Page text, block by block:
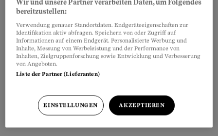
Um sich einen Überblick über Ihre eigene
digitale Präsenz zu verschaffen, empfiehlt es
sich zuallererst, seinen Vor- und Nachnamen
sowie seine Mail-Adresse(n) in den
einschlägigen Suchmaschinen einzugeben.
NebenGooglesollten Sie dabei auch Bing und
Wir und unsere Partner verarbeiten Daten, um Folgendes
bereitzustellen:
Verwendung genauer Standortdaten. Endgeräteeigenschaften zur
Identifikation aktiv abfragen. Speichern von oder Zugriff auf
Informationen auf einem Endgerät. Personalisierte Werbung und
Inhalte, Messung von Werbeleistung und der Performance von
Inhalten, Zielgruppenforschung sowie Entwicklung und Verbesserung
von Angeboten.
Liste der Partner (Lieferanten)
EINSTELLUNGEN AKZEPTIEREN